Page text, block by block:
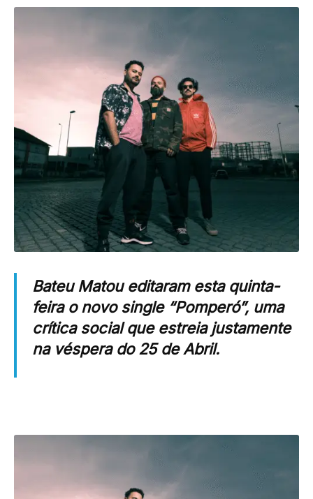
Bateu Matou editaram esta quinta-
feira o novo single “Pomperó”, uma
crítica social que estreia justamente
na véspera do 25 de Abril.